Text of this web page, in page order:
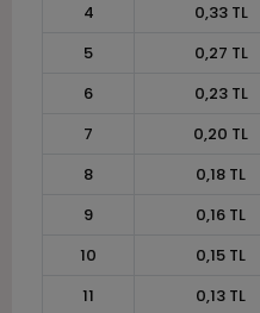
4
0,33 TL
5
0,27 TL
6
0,23 TL
7
0,20 TL
8
0,18 TL
9
0,16 TL
10
0,15 TL
11
0,13 TL